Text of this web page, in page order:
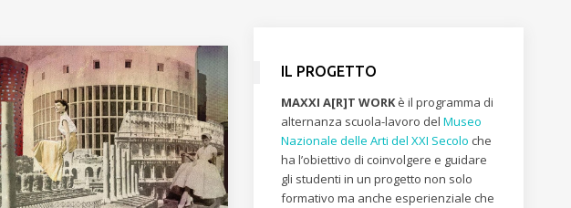
IL PROGETTO
MAXXI A[R]T WORKè il programma di
alternanza scuola-lavoro del Museo
Nazionale delle Arti del XXI Secolo che
ha l’obiettivo di coinvolgere e guidare
gli studenti in un progetto non solo
formativo ma anche esperienziale che